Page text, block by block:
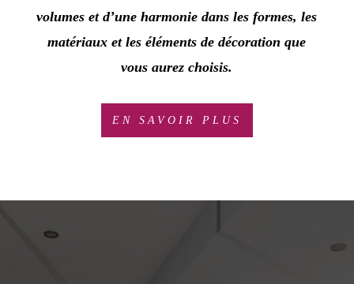
volumes et d’une harmonie dans les formes, les
matériaux et les éléments de décoration que
vous aurez choisis.
EN SAVOIR PLUS